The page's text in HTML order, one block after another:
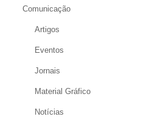
Comunicação
Artigos
Eventos
Jornais
Material Gráfico
Notícias